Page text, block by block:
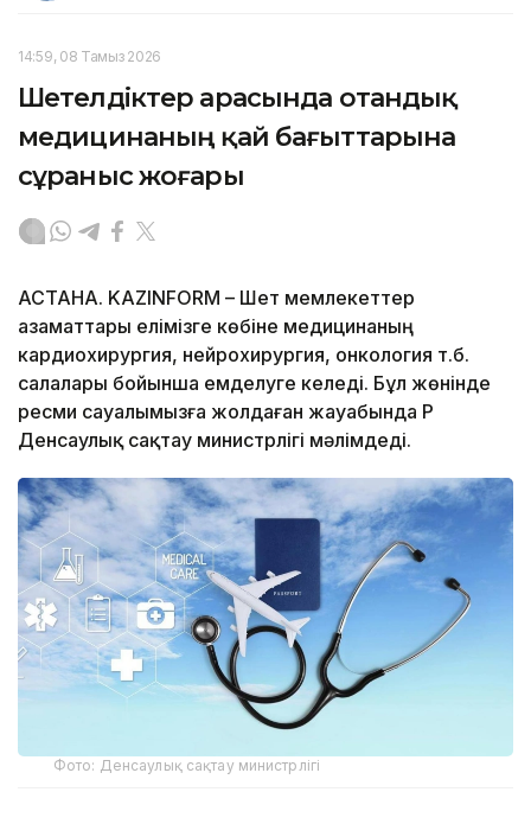
14:59, 08 Тамыз 2026
Шетелдіктер арасында отандық
медицинаның қай бағыттарына
сұраныс жоғары
АСТАНА. KAZINFORM – Шет мемлекеттер
азаматтары елімізге көбіне медицинаның
кардиохирургия, нейрохирургия, онкология т.б.
салалары бойынша емделуге келеді. Бұл жөнінде
ресми сауалымызға жолдаған жауабында ҚР
Денсаулық сақтау министрлігі мәлімдеді.
Фото: Денсаулық сақтау министрлігі